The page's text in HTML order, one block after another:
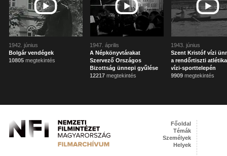
1942. június
Bolgár vendégek
10805 megtekintés
1947. április
A Népkönyvtárakat
Szervező Országos
Bizottság ünnepi gyűlése
12217 megtekintés
1943. június
Szent Kristóf vízi
a rendőrtiszti
vízi-sporttelepén
9909 megtekintés
Főoldal
Témák
Személyek
Helyek